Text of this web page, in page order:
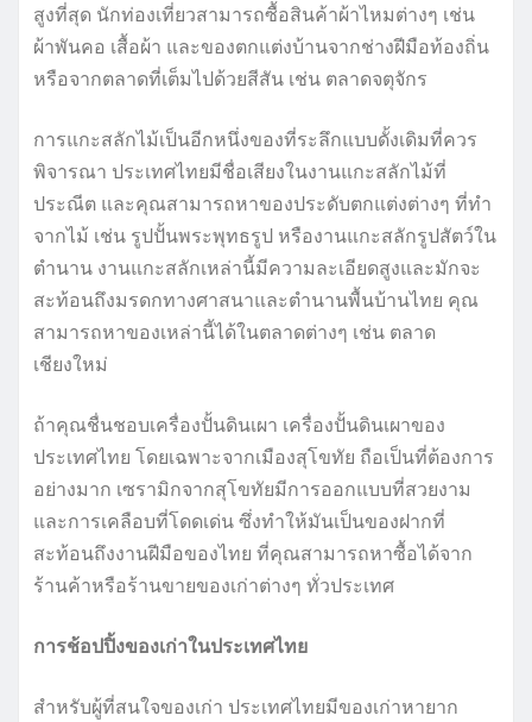
สูงที่สุด นักท่องเที่ยวสามารถซื้อสินค้าผ้าไหมต่างๆ เช่น
ผ้าพันคอ เสื้อผ้า และของตกแต่งบ้านจากช่างฝีมือท้องถิ่น
หรือจากตลาดที่เต็มไปด้วยสีสัน เช่น ตลาดจตุจักร
การแกะสลักไม้เป็นอีกหนึ่งของที่ระลึกแบบดั้งเดิมที่ควร
พิจารณา ประเทศไทยมีชื่อเสียงในงานแกะสลักไม้ที่
ประณีต และคุณสามารถหาของประดับตกแต่งต่างๆ ที่ทำ
จากไม้ เช่น รูปปั้นพระพุทธรูป หรืองานแกะสลักรูปสัตว์ใน
ตำนาน งานแกะสลักเหล่านี้มีความละเอียดสูงและมักจะ
สะท้อนถึงมรดกทางศาสนาและตำนานพื้นบ้านไทย คุณ
สามารถหาของเหล่านี้ได้ในตลาดต่างๆ เช่น ตลาด
เชียงใหม่
ถ้าคุณชื่นชอบเครื่องปั้นดินเผา เครื่องปั้นดินเผาของ
ประเทศไทย โดยเฉพาะจากเมืองสุโขทัย ถือเป็นที่ต้องการ
อย่างมาก เซรามิกจากสุโขทัยมีการออกแบบที่สวยงาม
และการเคลือบที่โดดเด่น ซึ่งทำให้มันเป็นของฝากที่
สะท้อนถึงงานฝีมือของไทย ที่คุณสามารถหาซื้อได้จาก
ร้านค้าหรือร้านขายของเก่าต่างๆ ทั่วประเทศ
การช้อปปิ้งของเก่าในประเทศไทย
สำหรับผู้ที่สนใจของเก่า ประเทศไทยมีของเก่าหายาก